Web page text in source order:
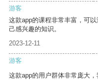
游客
这款app的课程非常丰富，可
己感兴趣的知识。
2023-12-11
游客
这款app的用户群体非常庞大